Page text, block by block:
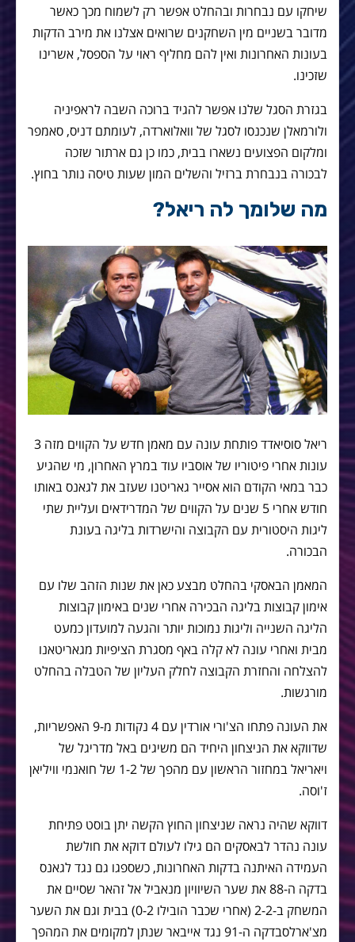
שיחקו עם נבחרות ובהחלט אפשר רק לשמוח מכך כאשר
מדובר בשניים מין השחקנים שרואים אצלנו את מירב הדקות
בעונות האחרונות ואין להם מחליף ראוי על הספסל, אשרינו
שזכינו.
בגזרת הסגל שלנו אפשר להגיד ברוכה השבה לראפיניה
ולורמאלן שנכנסו לסגל של וואלוארדה, לעומתם דניס, סאמפר
ומלקום הפצועים נשארו בבית, כמו כן גם ארתור שזכה
לבכורה בנבחרת ברזיל והשלים המון שעות טיסה נותר בחוץ.
מה שלומך לה ריאל?
ריאל סוסיאדד פותחת עונה עם מאמן חדש על הקווים מזה 3
עונות אחרי פיטוריו של אוסביו עוד במרץ האחרון, מי שהגיע
כבר במאי הקודם הוא אסייר גאריטנו שעזב את לגאנס באותו
חודש אחרי 5 שנים על הקווים של המדרידאים ועליית שתי
ליגות היסטורית עם הקבוצה והישרדות בליגה בעונת
הבכורה.
המאמן הבאסקי בהחלט מבצע כאן את שנות הזהב שלו עם
אימון קבוצות בליגה הבכירה אחרי שנים באימון קבוצות
הליגה השנייה וליגות נמוכות יותר והגעה למועדון כמעט
מבית ואחרי עונה לא קלה באף מסגרת הציפיות מגאריטאנו
להצלחה והחזרת הקבוצה לחלק העליון של הטבלה בהחלט
מורגשות.
את העונה פתחו הצ'ורי אורדין עם 4 נקודות מ-9 האפשריות,
שדווקא את הניצחון היחיד הם משיגים באל מדריגל של
ויאריאל במחזור הראשון עם מהפך של 1-2 של חואנמי וויליאן
ז'וסה.
דווקא שהיה נראה שניצחון החוץ הקשה יתן בוסט פתיחת
עונה נהדר לבאסקים הם גילו לעולם דוקא את חולשת
העמידה האיתנה בדקות האחרונות, כשספגו גם נגד לגאנס
בדקה ה-88 את שער השיוויון מנאביל אל זהאר שסיים את
המשחק ב-2-2 (אחרי שכבר הובילו 0-2) בבית וגם את השער
מצ'ארלסבדקה ה-91 נגד אייבאר שנתן למקומים את המהפך